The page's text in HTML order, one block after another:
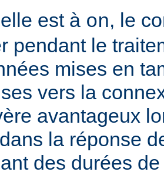
est à on, le
pendant le
mises en
vers la
avantageux
la réponse
des durées